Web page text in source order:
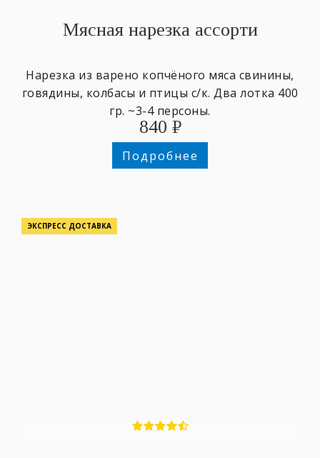
Мясная нарезка ассорти
Нарезка из варено копчёного мяса свинины,
говядины, колбасы и птицы с/к. Два лотка 400
гр. ~3-4 персоны.
840 ₽
Подробнее
ЭКСПРЕСС ДОСТАВКА